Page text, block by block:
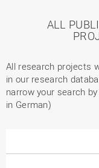
ALL
All research projects
in our research
narrow your search
in German)